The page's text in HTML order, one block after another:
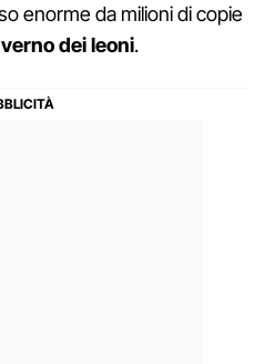
enorme da milioni di copie
dei leoni.